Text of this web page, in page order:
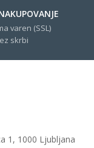
varen (SSL)
skrbi
1, 1000 Ljubljana